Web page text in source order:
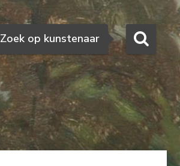
Zoeken
Zoek op kunstenaar